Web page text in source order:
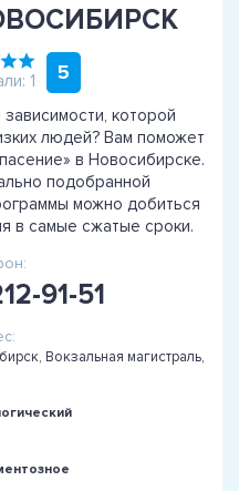
1 5
которой
людей? Вам поможет
в Новосибирске.
подобранной
можно добиться
в самые сжатые сроки.
91-51
Вокзальная магистраль,